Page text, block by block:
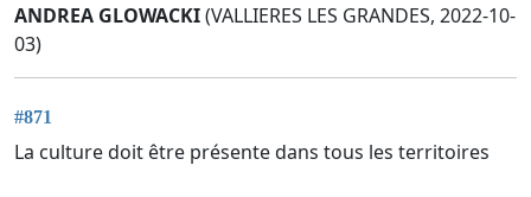
ANDREA GLOWACKI(VALLIERES LES GRANDES, 2022-10-
03)
#871
La culture doit être présente dans tous les territoires